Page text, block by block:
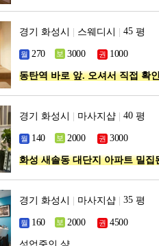
경기 화성시 스웨디시 평
동탄역 바로 앞. 오셔서 직접 확
경기 화성시 마사지샵 평
화성 새솔동 대단지 아파트 밀집
경기 화성시 마사지샵 평